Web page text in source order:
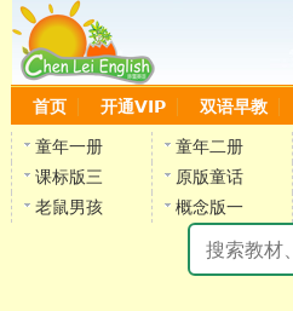
首页 开通VIP 双语早教
童年一册 童年二册
课标版三
原版童话
老鼠男孩
概念版一